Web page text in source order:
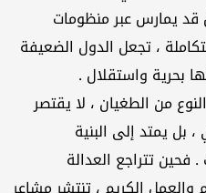
قد يمارس عبر منظومات
، تجعل الدول الضعيفة
بحرية واستقلال .
من الطغيان ، لا يقتصر
بل يمتد إلى البنية
. فحين تتراجع العدالة